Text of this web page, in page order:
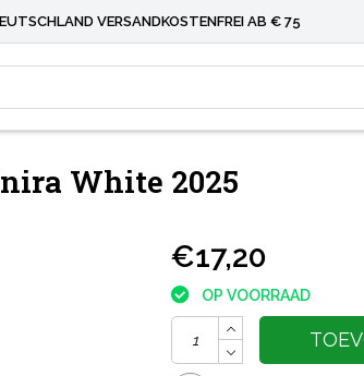
VERSANDKOSTENFREI AB € 75
White 2025
€17,20
OP VOORRAAD